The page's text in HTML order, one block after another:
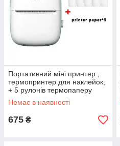
Портативний міні принтер ,
термопринтер для наклейок,
+ 5 рулонів термопаперу
Немає в наявності
675 ₴